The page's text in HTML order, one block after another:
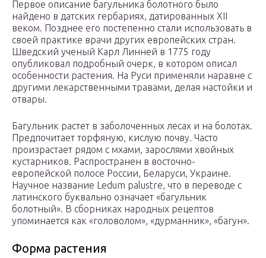
Первое описание багульника болотного было
найдено в датских гербариях, датированных XII
веком. Позднее его постепенно стали использовать в
своей практике врачи других европейских стран.
Шведский ученый Карл Линней в 1775 году
опубликовал подробный очерк, в котором описал
особенности растения. На Руси применяли наравне с
другими лекарственными травами, делая настойки и
отвары.
Багульник растет в заболоченных лесах и на болотах.
Предпочитает торфяную, кислую почву. Часто
произрастает рядом с мхами, зарослями хвойных
кустарников. Распространен в восточно-
европейской полосе России, Беларуси, Украине.
Научное название Ledum palustre, что в переводе с
латинского буквально означает «багульник
болотный». В сборниках народных рецептов
упоминается как «головолом», «дурманник», «багун».
Форма растения